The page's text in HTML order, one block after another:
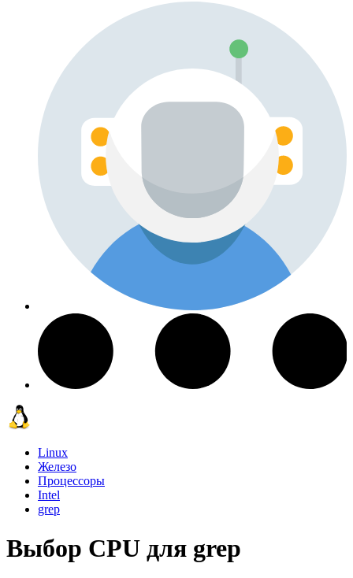
Linux
Железо
Процессоры
Intel
grep
Выбор CPU для grep